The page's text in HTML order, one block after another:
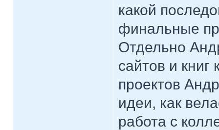
какой
финальные
Отдельно
сайтов и
проектов
идеи, как
работа с